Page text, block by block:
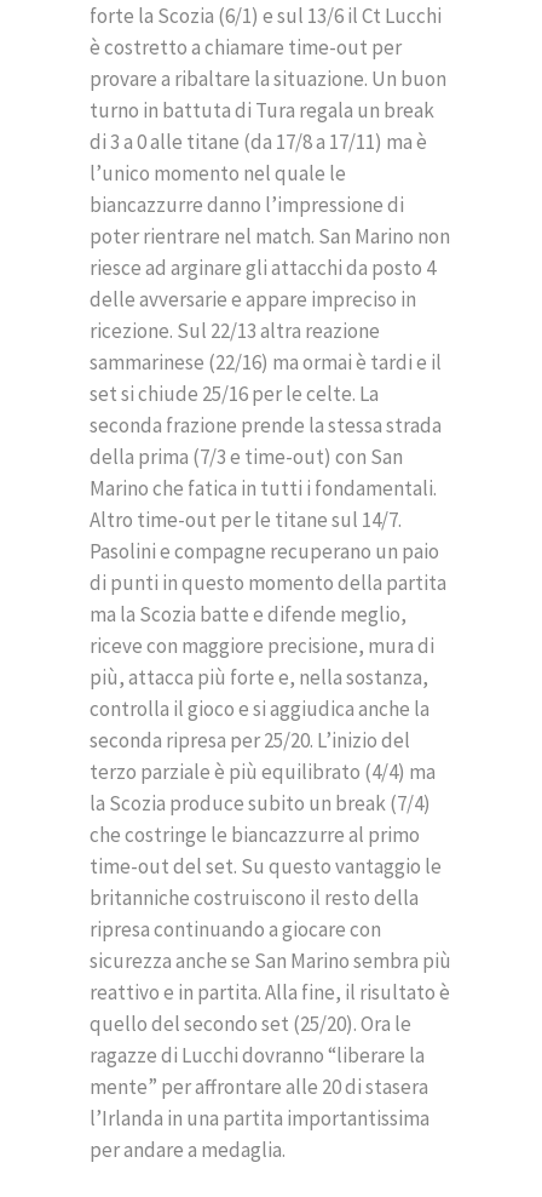
forte la Scozia (6/1) e sul 13/6 il Ct Lucchi
è costretto a chiamare time-out per
provare a ribaltare la situazione. Un buon
turno in battuta di Tura regala un break
di 3 a 0 alle titane (da 17/8 a 17/11) ma è
l’unico momento nel quale le
biancazzurre danno l’impressione di
poter rientrare nel match. San Marino non
riesce ad arginare gli attacchi da posto 4
delle avversarie e appare impreciso in
ricezione. Sul 22/13 altra reazione
sammarinese (22/16) ma ormai è tardi e il
set si chiude 25/16 per le celte. La
seconda frazione prende la stessa strada
della prima (7/3 e time-out) con San
Marino che fatica in tutti i fondamentali.
Altro time-out per le titane sul 14/7.
Pasolini e compagne recuperano un paio
di punti in questo momento della partita
ma la Scozia batte e difende meglio,
riceve con maggiore precisione, mura di
più, attacca più forte e, nella sostanza,
controlla il gioco e si aggiudica anche la
seconda ripresa per 25/20. L’inizio del
terzo parziale è più equilibrato (4/4) ma
la Scozia produce subito un break (7/4)
che costringe le biancazzurre al primo
time-out del set. Su questo vantaggio le
britanniche costruiscono il resto della
ripresa continuando a giocare con
sicurezza anche se San Marino sembra più
reattivo e in partita. Alla fine, il risultato è
quello del secondo set (25/20). Ora le
ragazze di Lucchi dovranno “liberare la
mente” per affrontare alle 20 di stasera
l’Irlanda in una partita importantissima
per andare a medaglia.